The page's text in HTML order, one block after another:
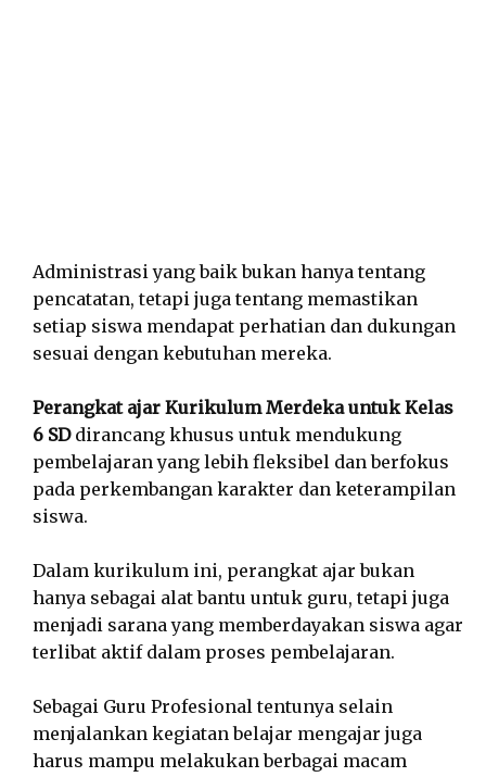
Administrasi yang baik bukan hanya tentang
pencatatan, tetapi juga tentang memastikan
setiap siswa mendapat perhatian dan dukungan
sesuai dengan kebutuhan mereka.
Perangkat ajar Kurikulum Merdeka untuk Kelas
6 SDdirancang khusus untuk mendukung
pembelajaran yang lebih fleksibel dan berfokus
pada perkembangan karakter dan keterampilan
siswa.
Dalam kurikulum ini, perangkat ajar bukan
hanya sebagai alat bantu untuk guru, tetapi juga
menjadi sarana yang memberdayakan siswa agar
terlibat aktif dalam proses pembelajaran.
Sebagai Guru Profesional tentunya selain
menjalankan kegiatan belajar mengajar juga
harus mampu melakukan berbagai macam